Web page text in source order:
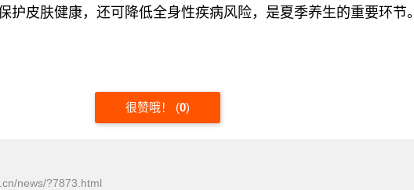
护皮肤健康，还可降低全身性疾病风险，是夏季养生的重要环节‌。
很赞哦！ (0)
news/?7873.html